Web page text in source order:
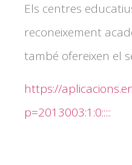
Els centres
reconeixement
també ofereixen el
https://
p=2013003:1:0:::::